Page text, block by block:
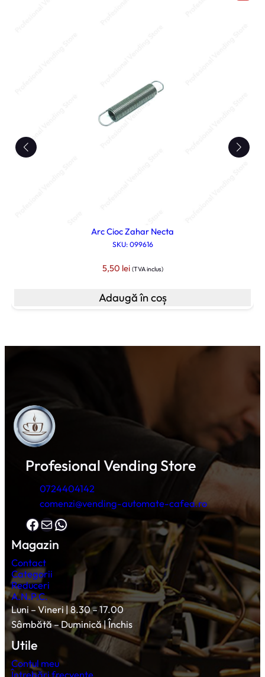
Arc Cioc Zahar Necta
SKU: 099616
5,50 lei (TVA inclus)
Adaugă în coș
Profesional Vending Store
0724404142
comenzi@vending-automate-cafea.ro
Facebook Mail WhatsApp
Magazin
Contact
Categorii
Reduceri
A.N.P.C.
Luni – Vineri | 8.30 – 17.00
Sâmbătă – Duminică | Închis
Utile
Contul meu
Întrebări frecvente